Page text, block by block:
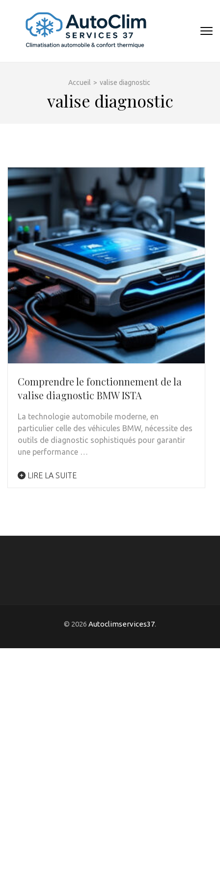
contenu
(Pressez
Accueil > valise diagnostic
valise diagnostic
Comprendre le fonctionnement de la
valise diagnostic BMW ISTA
La technologie automobile moderne, en
particulier celle des véhicules BMW, nécessite des
outils de diagnostic sophistiqués pour garantir
une performance …
LIRE LA SUITE
© 2026 Autoclimservices37.